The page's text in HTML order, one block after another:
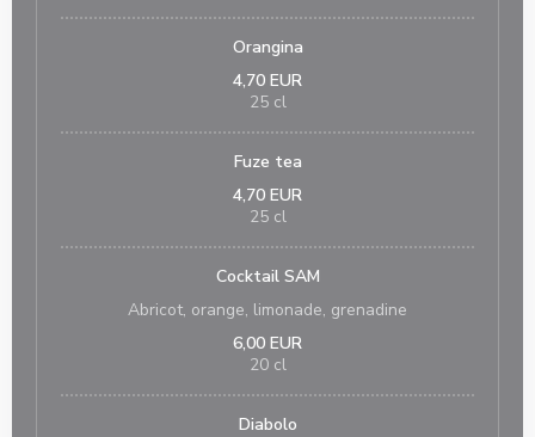
Orangina
4,70 EUR
25 cl
Fuze tea
4,70 EUR
25 cl
Cocktail SAM
Abricot, orange, limonade, grenadine
6,00 EUR
20 cl
Diabolo